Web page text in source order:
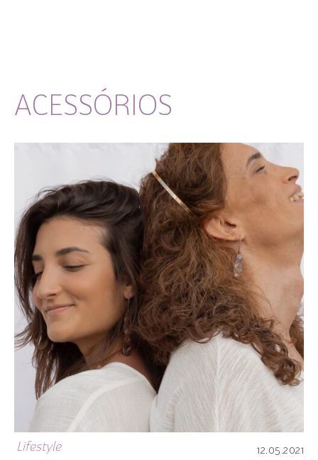
ACESSÓRIOS
Lifestyle 12.05.2021